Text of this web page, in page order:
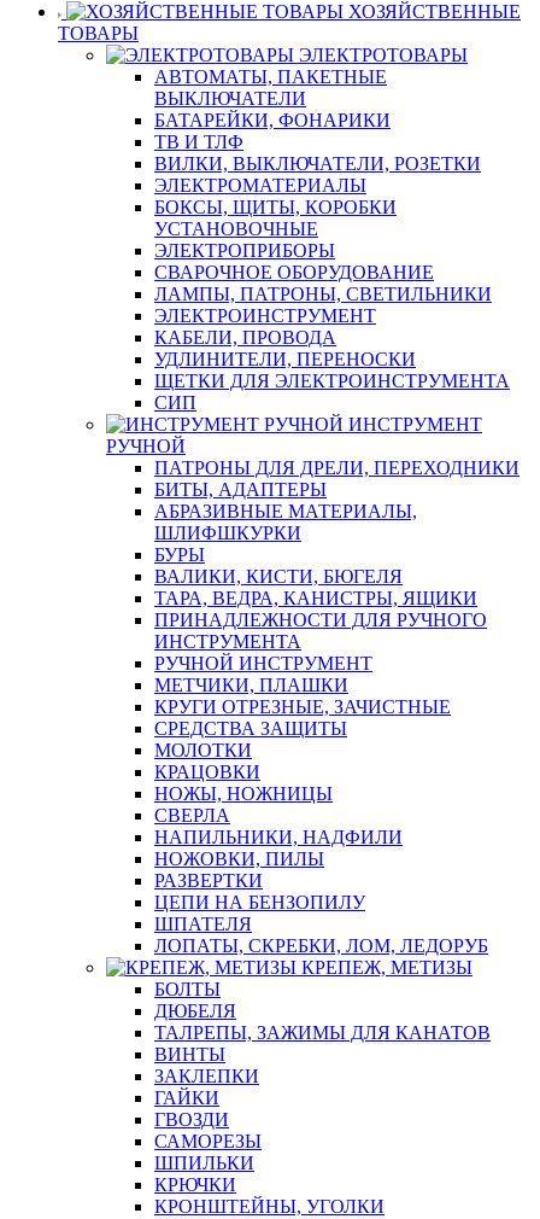
ХОЗЯЙСТВЕННЫЕ
ТОВАРЫ
ЭЛЕКТРОТОВАРЫ
АВТОМАТЫ, ПАКЕТНЫЕ
ВЫКЛЮЧАТЕЛИ
БАТАРЕЙКИ, ФОНАРИКИ
ТВ И ТЛФ
ВИЛКИ, ВЫКЛЮЧАТЕЛИ, РОЗЕТКИ
ЭЛЕКТРОМАТЕРИАЛЫ
БОКСЫ, ЩИТЫ, КОРОБКИ
УСТАНОВОЧНЫЕ
ЭЛЕКТРОПРИБОРЫ
СВАРОЧНОЕ ОБОРУДОВАНИЕ
ЛАМПЫ, ПАТРОНЫ, СВЕТИЛЬНИКИ
ЭЛЕКТРОИНСТРУМЕНТ
КАБЕЛИ, ПРОВОДА
УДЛИНИТЕЛИ, ПЕРЕНОСКИ
ЩЕТКИ ДЛЯ ЭЛЕКТРОИНСТРУМЕНТА
СИП
ИНСТРУМЕНТ
РУЧНОЙ
ПАТРОНЫ ДЛЯ ДРЕЛИ, ПЕРЕХОДНИКИ
БИТЫ, АДАПТЕРЫ
АБРАЗИВНЫЕ МАТЕРИАЛЫ,
ШЛИФШКУРКИ
БУРЫ
ВАЛИКИ, КИСТИ, БЮГЕЛЯ
ТАРА, ВЕДРА, КАНИСТРЫ, ЯЩИКИ
ПРИНАДЛЕЖНОСТИ ДЛЯ РУЧНОГО
ИНСТРУМЕНТА
РУЧНОЙ ИНСТРУМЕНТ
МЕТЧИКИ, ПЛАШКИ
КРУГИ ОТРЕЗНЫЕ, ЗАЧИСТНЫЕ
СРЕДСТВА ЗАЩИТЫ
МОЛОТКИ
КРАЦОВКИ
НОЖЫ, НОЖНИЦЫ
СВЕРЛА
НАПИЛЬНИКИ, НАДФИЛИ
НОЖОВКИ, ПИЛЫ
РАЗВЕРТКИ
ЦЕПИ НА БЕНЗОПИЛУ
ШПАТЕЛЯ
ЛОПАТЫ, СКРЕБКИ, ЛОМ, ЛЕДОРУБ
КРЕПЕЖ, МЕТИЗЫ
БОЛТЫ
ДЮБЕЛЯ
ТАЛРЕПЫ, ЗАЖИМЫ ДЛЯ КАНАТОВ
ВИНТЫ
ЗАКЛЕПКИ
ГАЙКИ
ГВОЗДИ
САМОРЕЗЫ
ШПИЛЬКИ
КРЮЧКИ
КРОНШТЕЙНЫ, УГОЛКИ